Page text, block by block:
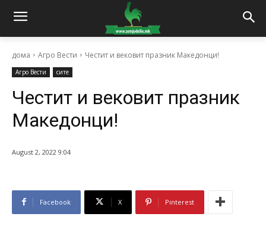
дома Агро Вести Честит и вековит празник Македонци!
Агро Вести сите
Честит и вековит празник
Македонци!
August 2, 2022 9:04
Facebook X Pinterest